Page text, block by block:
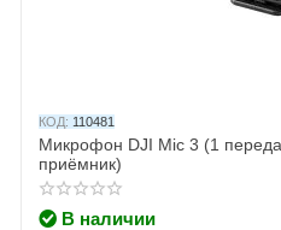
КОД: 110481
Микрофон DJI Mic 3 (1
приёмник)
В наличии